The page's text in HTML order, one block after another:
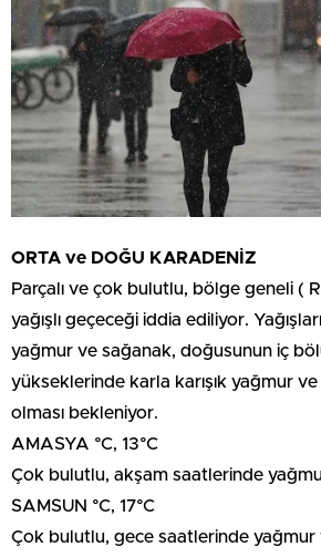
ORTA ve DOĞU KARADENİZ
Parçalı ve çok bulutlu, bölge geneli (
yağışlı geçeceği iddia ediliyor.
yağmur ve sağanak, doğusunun iç
yükseklerinde karla karışık yağmur
olması bekleniyor.
AMASYA °C, 13°C
Çok bulutlu, akşam saatlerinde
SAMSUN °C, 17°C
Çok bulutlu, gece saatlerinde yağmur